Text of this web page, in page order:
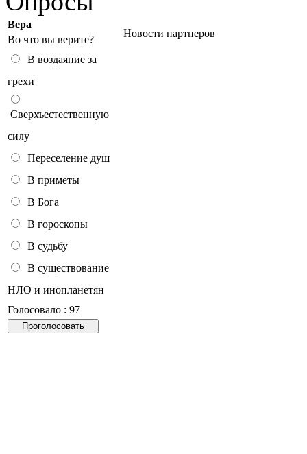
Вера
Во что вы верите?
В воздаяние за
грехи
Сверхъестественную
силу
Переселение душ
В приметы
В Бога
В гороскопы
В судьбу
В существование
НЛО и инопланетян
Голосовало : 97
Новости партнеров